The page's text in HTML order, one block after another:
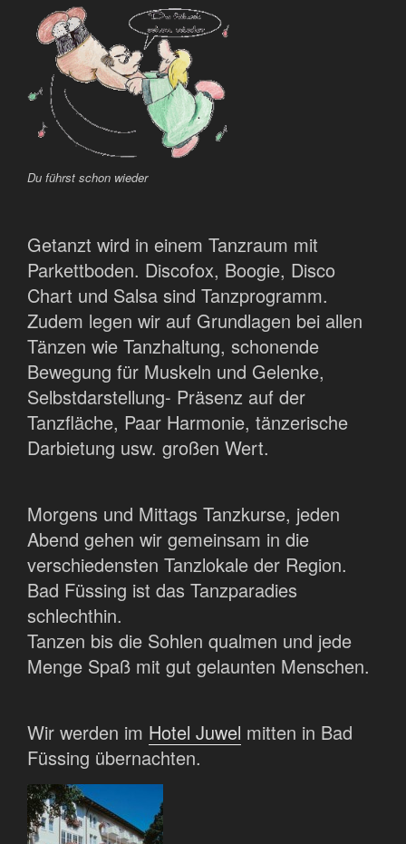
Du führst schon wieder
Getanzt wird in einem Tanzraum mit
Parkettboden. Discofox, Boogie, Disco
Chart und Salsa sind Tanzprogramm.
Zudem legen wir auf Grundlagen bei allen
Tänzen wie Tanzhaltung, schonende
Bewegung für Muskeln und Gelenke,
Selbstdarstellung- Präsenz auf der
Tanzfläche, Paar Harmonie, tänzerische
Darbietung usw. großen Wert.
Morgens und Mittags Tanzkurse, jeden
Abend gehen wir gemeinsam in die
verschiedensten Tanzlokale der Region.
Bad Füssing ist das Tanzparadies
schlechthin.
Tanzen bis die Sohlen qualmen und jede
Menge Spaß mit gut gelaunten Menschen.
Wir werden im Hotel Juwel mitten in Bad
Füssing übernachten.